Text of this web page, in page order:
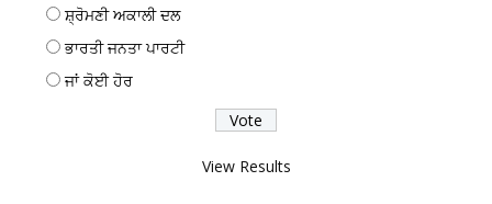
ਸ਼੍ਰੋਮਣੀ ਅਕਾਲੀ ਦਲ
ਭਾਰਤੀ ਜਨਤਾ ਪਾਰਟੀ
ਜਾਂ ਕੋਈ ਹੋਰ
View Results